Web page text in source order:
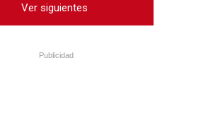
Ver siguientes
Publicidad